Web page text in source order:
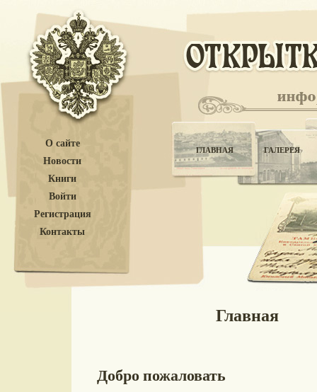
О сайте
Новости
Книги
Войти
Регистрация
Контакты
ГЛАВНАЯ ГАЛЕРЕЯ
Главная
Добро пожаловать